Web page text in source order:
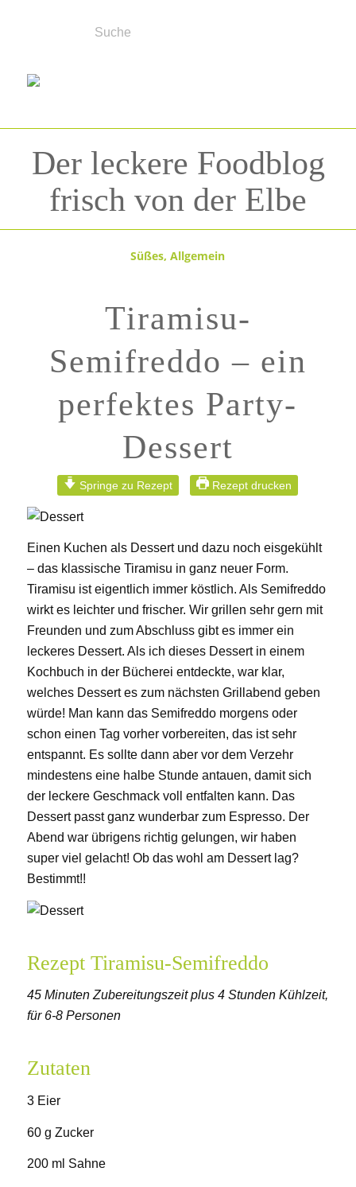
Der leckere Foodblog
frisch von der Elbe
Süßes,Allgemein
Tiramisu-
Semifreddo – ein
perfektes Party-
Dessert
Springe zu Rezept Rezept drucken
Einen Kuchen als Dessert und dazu noch eisgekühlt
– das klassische Tiramisu in ganz neuer Form.
Tiramisu ist eigentlich immer köstlich. Als Semifreddo
wirkt es leichter und frischer. Wir grillen sehr gern mit
Freunden und zum Abschluss gibt es immer ein
leckeres Dessert. Als ich dieses Dessert in einem
Kochbuch in der Bücherei entdeckte, war klar,
welches Dessert es zum nächsten Grillabend geben
würde! Man kann das Semifreddo morgens oder
schon einen Tag vorher vorbereiten, das ist sehr
entspannt. Es sollte dann aber vor dem Verzehr
mindestens eine halbe Stunde antauen, damit sich
der leckere Geschmack voll entfalten kann. Das
Dessert passt ganz wunderbar zum Espresso. Der
Abend war übrigens richtig gelungen, wir haben
super viel gelacht! Ob das wohl am Dessert lag?
Bestimmt!!
Rezept Tiramisu-Semifreddo
45 Minuten Zubereitungszeit plus 4 Stunden Kühlzeit,
für 6-8 Personen
Zutaten
3 Eier
60 g Zucker
200 ml Sahne